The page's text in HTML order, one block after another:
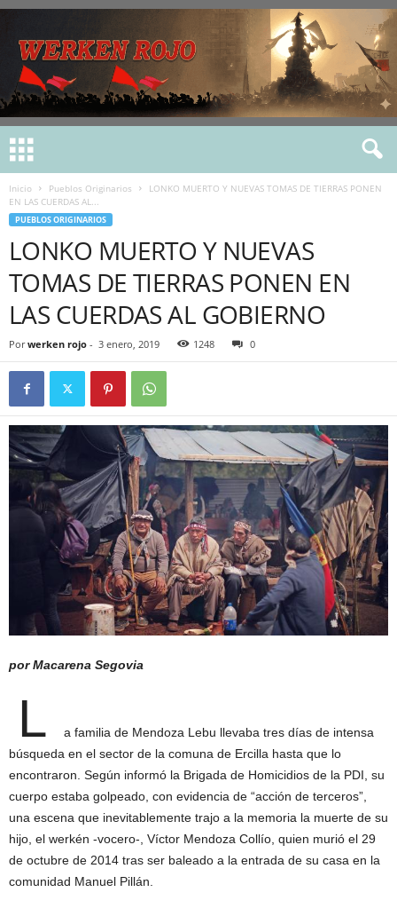
Inicio Pueblos Originarios
LONKO MUERTO Y NUEVAS TOMAS DE TIERRAS PONEN
EN LAS CUERDAS AL...
PUEBLOS ORIGINARIOS
LONKO MUERTO Y NUEVAS
TOMAS DE TIERRAS PONEN EN
LAS CUERDAS AL GOBIERNO
Por werken rojo - 3 enero, 2019 1248 0
por Macarena Segovia
L
a familia de Mendoza Lebu llevaba tres días de intensa
búsqueda en el sector de la comuna de Ercilla hasta que lo
encontraron. Según informó la Brigada de Homicidios de la PDI, su
cuerpo estaba golpeado, con evidencia de “acción de terceros”,
una escena que inevitablemente trajo a la memoria la muerte de su
hijo, el werkén -vocero-, Víctor Mendoza Collío, quien murió el 29
de octubre de 2014 tras ser baleado a la entrada de su casa en la
comunidad Manuel Pillán.